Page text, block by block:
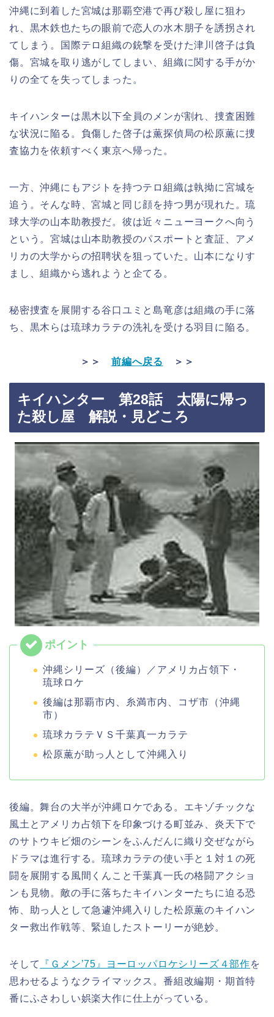
沖縄に到着した宮城は那覇空港で再び殺し屋に狙わ
れ、黒木鉄也たちの眼前で恋人の水木朋子を誘拐され
てしまう。国際テロ組織の銃撃を受けた津川啓子は負
傷。宮城を取り逃がしてしまい、組織に関する手がか
りの全てを失ってしまった。
キイハンターは黒木以下全員のメンが割れ、捜査困難
な状況に陥る。負傷した啓子は薫探偵局の松原薫に捜
査協力を依頼すべく東京へ帰った。
一方、沖縄にもアジトを持つテロ組織は執拗に宮城を
追う。そんな時、宮城と同じ顔を持つ男が現れた。琉
球大学の山本助教授だ。彼は近々ニューヨークへ向う
という。宮城は山本助教授のパスポートと査証、アメ
リカの大学からの招聘状を狙っていた。山本になりす
まし、組織から逃れようと企てる。
秘密捜査を展開する谷口ユミと島竜彦は組織の手に落
ち、黒木らは琉球カラテの洗礼を受ける羽目に陥る。
＞＞ 前編へ戻る ＞＞
キイハンター 第28話 太陽に帰っ
た殺し屋 解説・見どころ
沖縄シリーズ（後編）／アメリカ占領下・
琉球ロケ
後編は那覇市内、糸満市内、コザ市（沖縄
市）
琉球カラテＶＳ千葉真一カラテ
松原薫が助っ人として沖縄入り
後編。舞台の大半が沖縄ロケである。エキゾチックな
風土とアメリカ占領下を印象づける町並み、炎天下で
のサトウキビ畑のシーンをふんだんに織り交ぜながら
ドラマは進行する。琉球カラテの使い手と１対１の死
闘を展開する風間くんこと千葉真一氏の格闘アクショ
ンも見物。敵の手に落ちたキイハンターたちに迫る恐
怖、助っ人として急遽沖縄入りした松原薫のキイハン
ター救出作戦等、緊迫したストーリーが絶妙。
そして 『Ｇメン’75』ヨーロッパロケシリーズ４部作を
思わせるようなクライマックス。番組改編期・期首特
番にふさわしい娯楽大作に仕上がっている。